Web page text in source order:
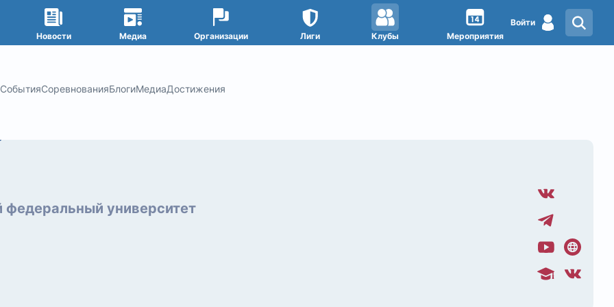
Войти
Новости Медиа Организации Лиги Клубы Мероприятия
СобытияСоревнованияБлогиМедиаДостижения
университет